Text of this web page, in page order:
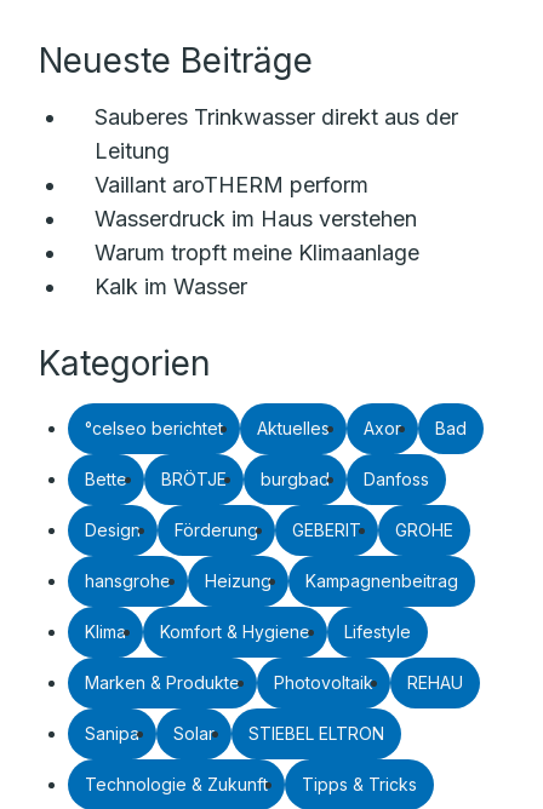
Neueste Beiträge
Sauberes Trinkwasser direkt aus der
Leitung
Vaillant aroTHERM perform
Wasserdruck im Haus verstehen
Warum tropft meine Klimaanlage
Kalk im Wasser
Kategorien
°celseo berichtet Aktuelles Axor Bad
Bette BRÖTJE burgbad Danfoss
Design Förderung GEBERIT GROHE
hansgrohe Heizung Kampagnenbeitrag
Klima Komfort & Hygiene Lifestyle
Marken & Produkte Photovoltaik REHAU
Sanipa Solar STIEBEL ELTRON
Technologie & Zukunft Tipps & Tricks